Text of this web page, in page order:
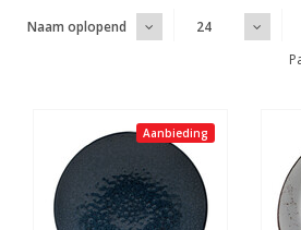
Naam oplopend
24
Aanbieding